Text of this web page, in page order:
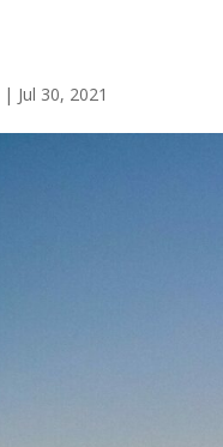
| Jul 30, 2021